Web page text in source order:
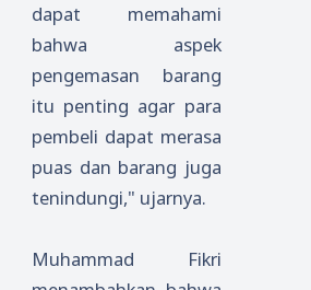
dapat memahami
bahwa aspek
pengemasan barang
itu penting agar para
pembeli dapat merasa
puas dan barang juga
tenindungi," ujarnya.
Muhammad Fikri